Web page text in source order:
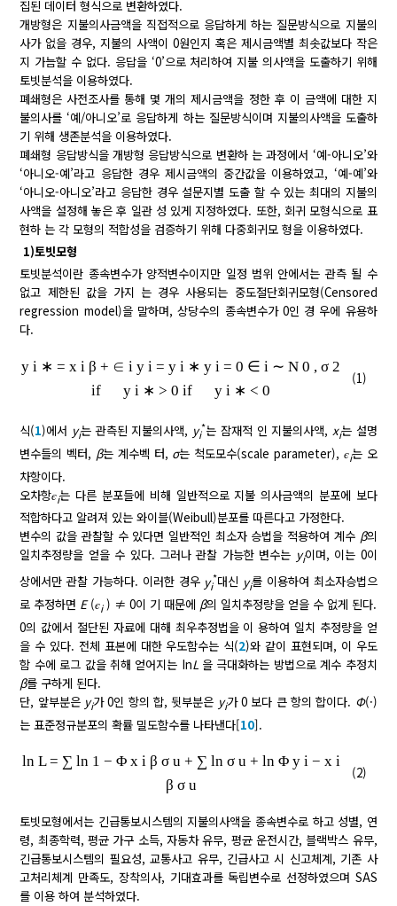
집된 데이터 형식으로 변환하였다.
개방형은 지불의사금액을 직접적으로 응답하게 하는 질문방식으로 지불의
사가 없을 경우, 지불의 사액이 0원인지 혹은 제시금액별 최솟값보다 작은
지 가늠할 수 없다. 응답을 ‘0’으로 처리하여 지불 의사액을 도출하기 위해
토빗분석을 이용하였다.
폐쇄형은 사전조사를 통해 몇 개의 제시금액을 정한 후 이 금액에 대한 지
불의사를 ‘예/아니오’로 응답하게 하는 질문방식이며 지불의사액을 도출하
기 위해 생존분석을 이용하였다.
폐쇄형 응답방식을 개방형 응답방식으로 변환하 는 과정에서 ‘예-아니오’와
‘아니오-예’라고 응답한 경우 제시금액의 중간값을 이용하였고, ‘예-예’와
‘아니오-아니오’라고 응답한 경우 설문지별 도출 할 수 있는 최대의 지불의
사액을 설정해 놓은 후 일관 성 있게 지정하였다. 또한, 회귀 모형식으로 표
현하 는 각 모형의 적합성을 검증하기 위해 다중회귀모 형을 이용하였다.
1)토빗모형
토빗분석이란 종속변수가 양적변수이지만 일정 범위 안에서는 관측 될 수
없고 제한된 값을 가지 는 경우 사용되는 중도절단회귀모형(Censored
regression model)을 말하며, 상당수의 종속변수가 0인 경 우에 유용하
다.
y i ∗ = x i β + ∈ i y i = y i ∗ y i = 0 ∈ i ∼ N 0 , σ 2
if
y i ∗ > 0 if y i ∗ < 0
(1)
식(1)에서 yi는 관측된 지불의사액, yi
*는 잠재적 인 지불의사액, xi는 설명
변수들의 벡터, β는 계수벡 터, σ는 척도모수(scale parameter), єi는 오
차항이다.
오차항єi는 다른 분포들에 비해 일반적으로 지불 의사금액의 분포에 보다
적합하다고 알려져 있는 와이블(Weibull)분포를 따른다고 가정한다.
변수의 값을 관찰할 수 있다면 일반적인 최소자 승법을 적용하여 계수 β의
일치추정량을 얻을 수 있다. 그러나 관찰 가능한 변수는 yi이며, 이는 0이
상에서만 관찰 가능하다. 이러한 경우 yi
*대신 yi를 이용하여 최소자승법으
로 추정하면 E(єi) ≠ 0이 기 때문에 β의 일치추정량을 얻을 수 없게 된다.
0의 값에서 절단된 자료에 대해 최우추정법을 이 용하여 일치 추정량을 얻
을 수 있다. 전체 표본에 대한 우도함수는 식(2)와 같이 표현되며, 이 우도
함 수에 로그 값을 취해 얻어지는 InL을 극대화하는 방법으로 계수 추정치
β를 구하게 된다.
단, 앞부분은 yi가 0인 항의 합, 뒷부분은 yi가 0 보다 큰 항의 합이다. Φ(·)
는 표준정규분포의 확률 밀도함수를 나타낸다[10].
ln L = ∑ ln 1 − Φ x i β σ u + ∑ ln σ u + ln Φ y i − x i
β σ u
(2)
토빗모형에서는 긴급통보시스템의 지불의사액을 종속변수로 하고 성별, 연
령, 최종학력, 평균 가구 소득, 자동차 유무, 평균 운전시간, 블랙박스 유무,
긴급통보시스템의 필요성, 교통사고 유무, 긴급사고 시 신고체계, 기존 사
고처리체계 만족도, 장착의사, 기대효과를 독립변수로 선정하였으며 SAS
를 이용 하여 분석하였다.